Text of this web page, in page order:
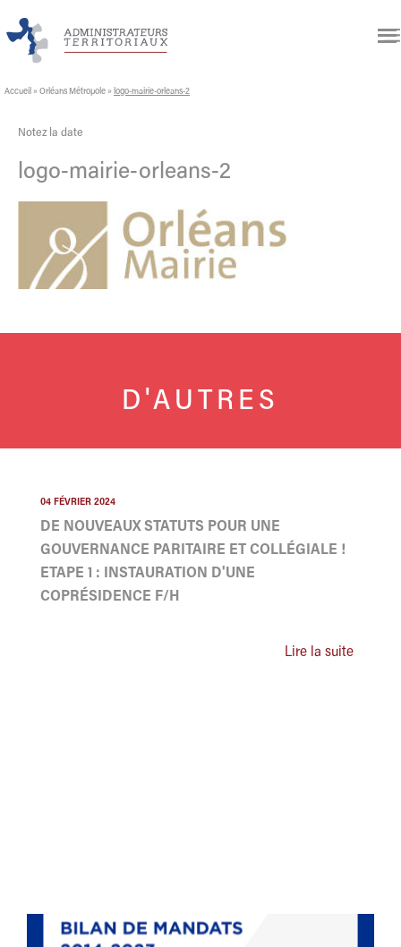
Accueil » Orléans Métropole » logo-mairie-orleans-2
Notez la date
logo-mairie-orleans-2
D'AUTRES
04 FÉVRIER 2024
DE NOUVEAUX STATUTS POUR UNE
GOUVERNANCE PARITAIRE ET COLLÉGIALE !
ETAPE 1 : INSTAURATION D'UNE
COPRÉSIDENCE F/H
Lire la suite